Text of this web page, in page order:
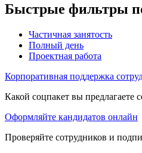
Быстрые фильтры
Частичная занятость
Полный день
Проектная работа
Корпоративная поддержка
Какой соцпакет вы предлагаете
Оформляйте кандидатов онлайн
Проверяйте сотрудников и